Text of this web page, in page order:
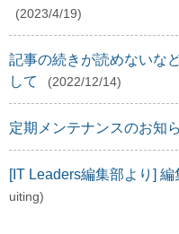
(2023/4/19)
記事の続きが読めないな
して
(2022/12/14)
定期メンテナンスのお知
[IT Leaders編集部より]
uiting)